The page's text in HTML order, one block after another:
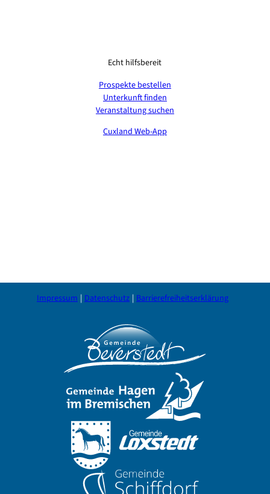
Echt hilfsbereit
Prospekte bestellen
Unterkunft finden
Veranstaltung suchen
Cuxland Web-App
Impressum Datenschutz Barrierefreiheitserklärung